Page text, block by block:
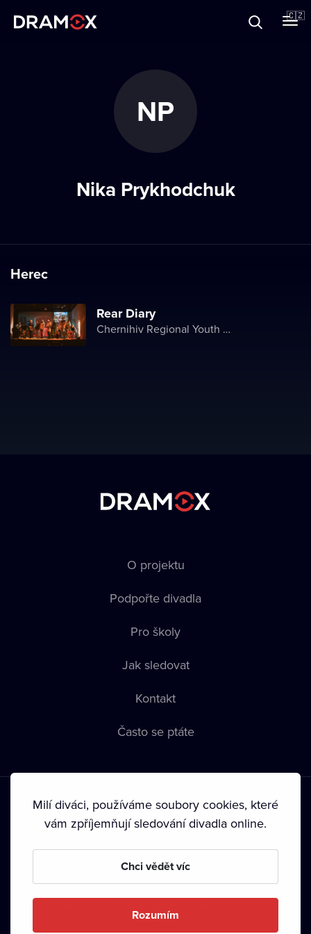
🇨🇿
NP
Nika Prykhodchuk
Herec
Rear Diary
Chernihiv Regional Youth Theater
O projektu
Podpořte divadla
Pro školy
Jak sledovat
Kontakt
Často se ptáte
Podmínky používání • Ochrana soukromí • Zásady používání
• Autorská práva•
Milí diváci, používáme soubory cookies, které
vám zpříjemňují sledování divadla online.
Chci vědět víc
Rozumím